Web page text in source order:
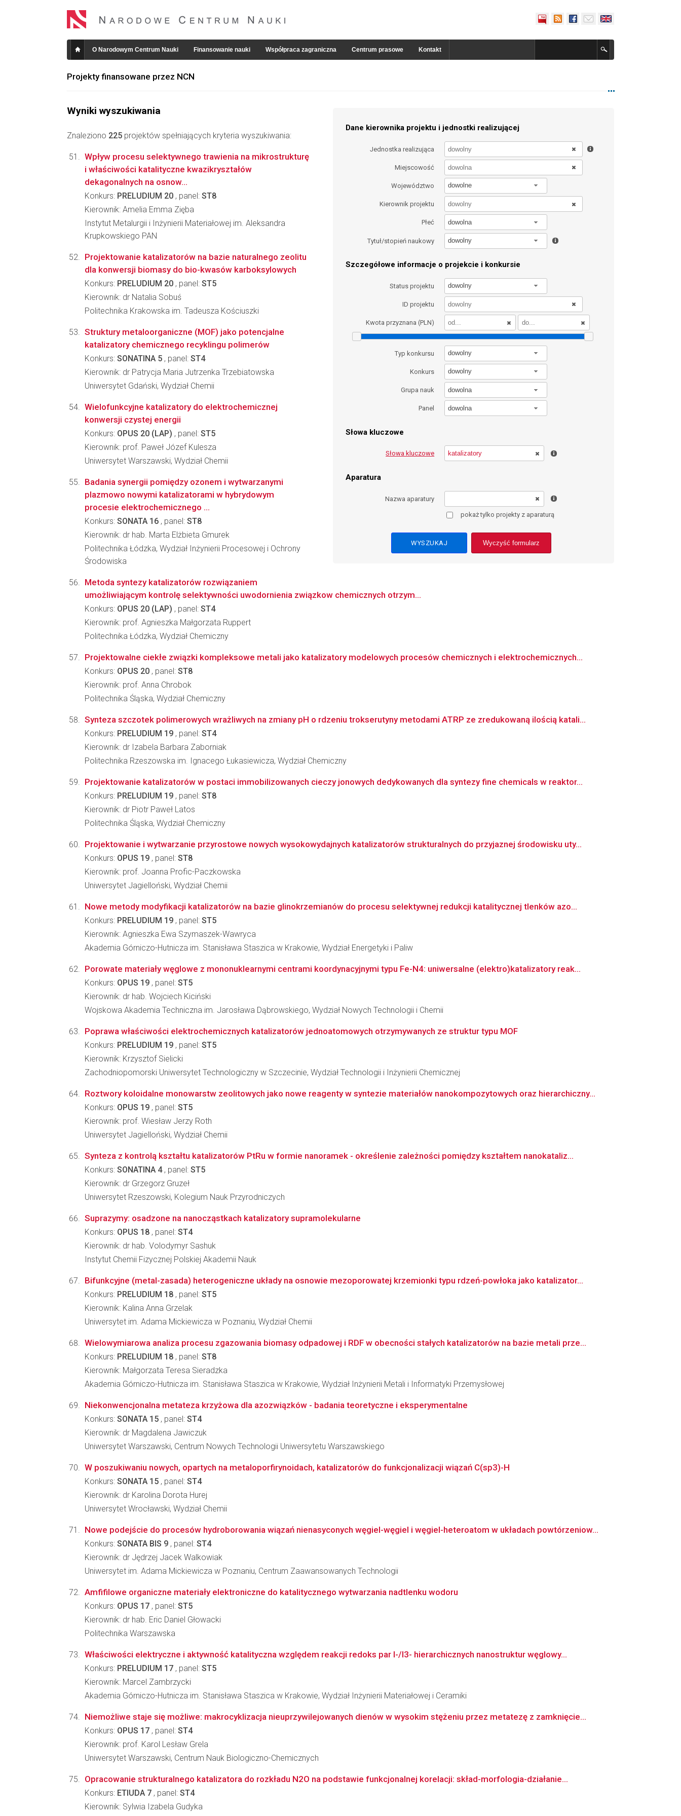
O Narodowym Centrum Nauki Finansowanie nauki Współpraca zagraniczna Centrum prasowe Kontakt
Projekty finansowane przez NCN
Wyniki wyszukiwania
Znaleziono 225 projektów spełniających kryteria wyszukiwania:
Dane kierownika projektu i jednostki realizującej
Jednostka realizująca
Miejscowość
Województwo dowolne
Kierownik projektu
Płeć dowolna
Tytuł/stopień naukowy dowolny
Szczegółowe informacje o projekcie i konkursie
Status projektu dowolny
ID projektu
Kwota przyznana (PLN)
Typ konkursu dowolny
Konkurs dowolny
Grupa nauk dowolna
Panel dowolna
Słowa kluczowe
Słowa kluczowe
Aparatura
Nazwa aparatury
pokaż tylko projekty z aparaturą
Wyczyść formularz
Wpływ procesu selektywnego trawienia na mikrostrukturę
i właściwości katalityczne kwazikryształów
dekagonalnych na osnow...
Konkurs: PRELUDIUM 20 , panel: ST8
Kierownik: Amelia Emma Zięba
Instytut Metalurgii i Inżynierii Materiałowej im. Aleksandra
Krupkowskiego PAN
Projektowanie katalizatorów na bazie naturalnego zeolitu
dla konwersji biomasy do bio-kwasów karboksylowych
Konkurs: PRELUDIUM 20 , panel: ST5
Kierownik: dr Natalia Sobuś
Politechnika Krakowska im. Tadeusza Kościuszki
Struktury metaloorganiczne (MOF) jako potencjalne
katalizatory chemicznego recyklingu polimerów
Konkurs: SONATINA 5 , panel: ST4
Kierownik: dr Patrycja Maria Jutrzenka Trzebiatowska
Uniwersytet Gdański, Wydział Chemii
Wielofunkcyjne katalizatory do elektrochemicznej
konwersji czystej energii
Konkurs: OPUS 20 (LAP) , panel: ST5
Kierownik: prof. Paweł Józef Kulesza
Uniwersytet Warszawski, Wydział Chemii
Badania synergii pomiędzy ozonem i wytwarzanymi
plazmowo nowymi katalizatorami w hybrydowym
procesie elektrochemicznego ...
Konkurs: SONATA 16 , panel: ST8
Kierownik: dr hab. Marta Elżbieta Gmurek
Politechnika Łódzka, Wydział Inżynierii Procesowej i Ochrony
Środowiska
Metoda syntezy katalizatorów rozwiązaniem
umożliwiającym kontrolę selektywności uwodornienia związkow chemicznych otrzym...
Konkurs: OPUS 20 (LAP) , panel: ST4
Kierownik: prof. Agnieszka Małgorzata Ruppert
Politechnika Łódzka, Wydział Chemiczny
Projektowalne ciekłe związki kompleksowe metali jako katalizatory modelowych procesów chemicznych i elektrochemicznych...
Konkurs: OPUS 20 , panel: ST8
Kierownik: prof. Anna Chrobok
Politechnika Śląska, Wydział Chemiczny
Synteza szczotek polimerowych wrażliwych na zmiany pH o rdzeniu trokserutyny metodami ATRP ze zredukowaną ilością katali...
Konkurs: PRELUDIUM 19 , panel: ST4
Kierownik: dr Izabela Barbara Zaborniak
Politechnika Rzeszowska im. Ignacego Łukasiewicza, Wydział Chemiczny
Projektowanie katalizatorów w postaci immobilizowanych cieczy jonowych dedykowanych dla syntezy fine chemicals w reaktor...
Konkurs: PRELUDIUM 19 , panel: ST8
Kierownik: dr Piotr Paweł Latos
Politechnika Śląska, Wydział Chemiczny
Projektowanie i wytwarzanie przyrostowe nowych wysokowydajnych katalizatorów strukturalnych do przyjaznej środowisku uty...
Konkurs: OPUS 19 , panel: ST8
Kierownik: prof. Joanna Profic-Paczkowska
Uniwersytet Jagielloński, Wydział Chemii
Nowe metody modyfikacji katalizatorów na bazie glinokrzemianów do procesu selektywnej redukcji katalitycznej tlenków azo...
Konkurs: PRELUDIUM 19 , panel: ST5
Kierownik: Agnieszka Ewa Szymaszek-Wawryca
Akademia Górniczo-Hutnicza im. Stanisława Staszica w Krakowie, Wydział Energetyki i Paliw
Porowate materiały węglowe z mononuklearnymi centrami koordynacyjnymi typu Fe-N4: uniwersalne (elektro)katalizatory reak...
Konkurs: OPUS 19 , panel: ST5
Kierownik: dr hab. Wojciech Kiciński
Wojskowa Akademia Techniczna im. Jarosława Dąbrowskiego, Wydział Nowych Technologii i Chemii
Poprawa właściwości elektrochemicznych katalizatorów jednoatomowych otrzymywanych ze struktur typu MOF
Konkurs: PRELUDIUM 19 , panel: ST5
Kierownik: Krzysztof Sielicki
Zachodniopomorski Uniwersytet Technologiczny w Szczecinie, Wydział Technologii i Inżynierii Chemicznej
Roztwory koloidalne monowarstw zeolitowych jako nowe reagenty w syntezie materiałów nanokompozytowych oraz hierarchiczny...
Konkurs: OPUS 19 , panel: ST5
Kierownik: prof. Wiesław Jerzy Roth
Uniwersytet Jagielloński, Wydział Chemii
Synteza z kontrolą kształtu katalizatorów PtRu w formie nanoramek - określenie zależności pomiędzy kształtem nanokataliz...
Konkurs: SONATINA 4, panel: ST5
Kierownik: dr Grzegorz Gruzeł
Uniwersytet Rzeszowski, Kolegium Nauk Przyrodniczych
Suprazymy: osadzone na nanocząstkach katalizatory supramolekularne
Konkurs: OPUS 18 , panel: ST4
Kierownik: dr hab. Volodymyr Sashuk
Instytut Chemii Fizycznej Polskiej Akademii Nauk
Bifunkcyjne (metal-zasada) heterogeniczne układy na osnowie mezoporowatej krzemionki typu rdzeń-powłoka jako katalizator...
Konkurs: PRELUDIUM 18 , panel: ST5
Kierownik: Kalina Anna Grzelak
Uniwersytet im. Adama Mickiewicza w Poznaniu, Wydział Chemii
Wielowymiarowa analiza procesu zgazowania biomasy odpadowej i RDF w obecności stałych katalizatorów na bazie metali prze...
Konkurs: PRELUDIUM 18 , panel: ST8
Kierownik: Małgorzata Teresa Sieradzka
Akademia Górniczo-Hutnicza im. Stanisława Staszica w Krakowie, Wydział Inżynierii Metali i Informatyki Przemysłowej
Niekonwencjonalna metateza krzyżowa dla azozwiązków - badania teoretyczne i eksperymentalne
Konkurs: SONATA 15 , panel: ST4
Kierownik: dr Magdalena Jawiczuk
Uniwersytet Warszawski, Centrum Nowych Technologii Uniwersytetu Warszawskiego
W poszukiwaniu nowych, opartych na metaloporfirynoidach, katalizatorów do funkcjonalizacji wiązań C(sp3)-H
Konkurs: SONATA 15 , panel: ST4
Kierownik: dr Karolina Dorota Hurej
Uniwersytet Wrocławski, Wydział Chemii
Nowe podejście do procesów hydroborowania wiązań nienasyconych węgiel-węgiel i węgiel-heteroatom w układach powtórzeniow...
Konkurs: SONATA BIS 9 , panel: ST4
Kierownik: dr Jędrzej Jacek Walkowiak
Uniwersytet im. Adama Mickiewicza w Poznaniu, Centrum Zaawansowanych Technologii
Amfifilowe organiczne materiały elektroniczne do katalitycznego wytwarzania nadtlenku wodoru
Konkurs: OPUS 17 , panel: ST5
Kierownik: dr hab. Eric Daniel Głowacki
Politechnika Warszawska
Właściwości elektryczne i aktywność katalityczna względem reakcji redoks par I-/I3- hierarchicznych nanostruktur węglowy...
Konkurs: PRELUDIUM 17 , panel: ST5
Kierownik: Marcel Zambrzycki
Akademia Górniczo-Hutnicza im. Stanisława Staszica w Krakowie, Wydział Inżynierii Materiałowej i Ceramiki
Niemożliwe staje się możliwe: makrocyklizacja nieuprzywilejowanych dienów w wysokim stężeniu przez metatezę z zamknięcie...
Konkurs: OPUS 17 , panel: ST4
Kierownik: prof. Karol Lesław Grela
Uniwersytet Warszawski, Centrum Nauk Biologiczno-Chemicznych
Opracowanie strukturalnego katalizatora do rozkładu N2O na podstawie funkcjonalnej korelacji: skład-morfologia-działanie...
Konkurs: ETIUDA 7 , panel: ST4
Kierownik: Sylwia Izabela Gudyka